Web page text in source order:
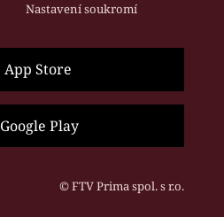
Nastavení soukromí
App Store
Google Play
© FTV Prima spol. s r.o.